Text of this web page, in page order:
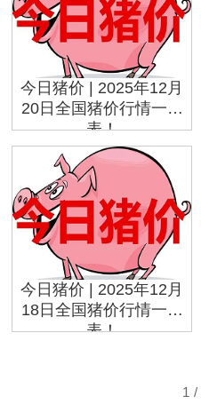
今日猪价 | 2025年12月
20日全国猪价行情一览
表！
今日猪价 | 2025年12月
18日全国猪价行情一览
表！
1 /